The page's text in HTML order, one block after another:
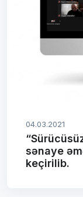
04.03.2021
sənaye
keçirilib.